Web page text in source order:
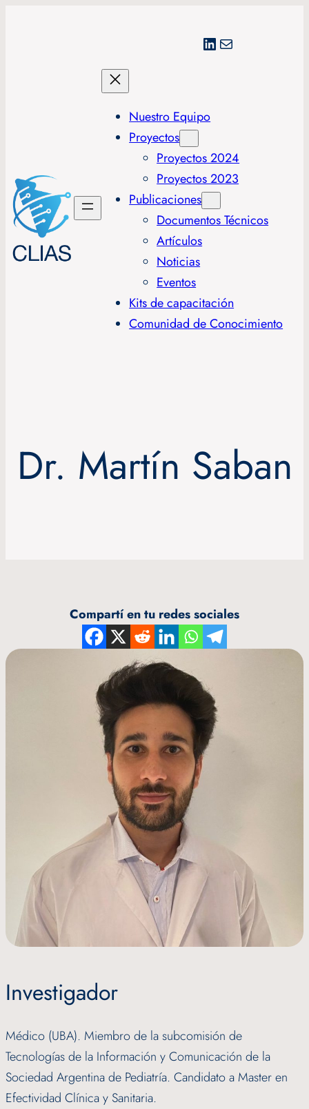
LinkedIn
Correo electrónico
Nuestro Equipo
Proyectos
Proyectos 2024
Proyectos 2023
Publicaciones
Documentos Técnicos
Artículos
Noticias
Eventos
Kits de capacitación
Comunidad de Conocimiento
Dr. Martín Saban
Compartí en tu redes sociales
Investigador
Médico (UBA). Miembro de la subcomisión de
Tecnologías de la Información y Comunicación de la
Sociedad Argentina de Pediatría. Candidato a Master en
Efectividad Clínica y Sanitaria.